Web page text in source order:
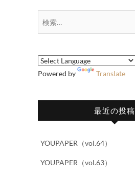
Powered by Translate
最近の投稿
YOUPAPER（vol.64）
YOUPAPER（vol.63）